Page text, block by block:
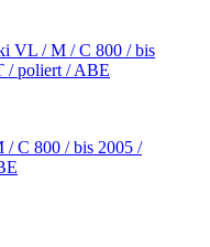
C 800 / bis 2005 /